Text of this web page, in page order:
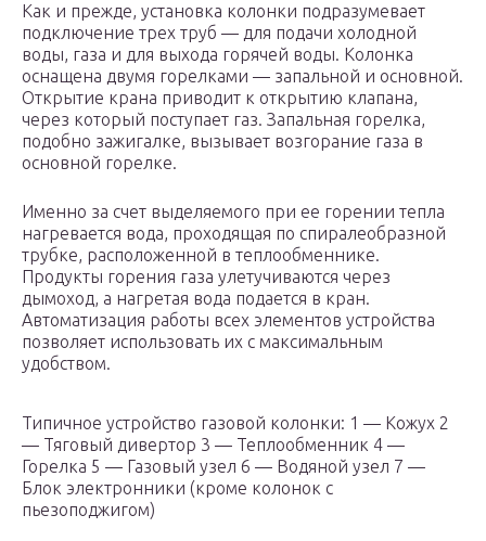
Как и прежде, установка колонки подразумевает
подключение трех труб — для подачи холодной
воды, газа и для выхода горячей воды. Колонка
оснащена двумя горелками — запальной и основной.
Открытие крана приводит к открытию клапана,
через который поступает газ. Запальная горелка,
подобно зажигалке, вызывает возгорание газа в
основной горелке.
Именно за счет выделяемого при ее горении тепла
нагревается вода, проходящая по спиралеобразной
трубке, расположенной в теплообменнике.
Продукты горения газа улетучиваются через
дымоход, а нагретая вода подается в кран.
Автоматизация работы всех элементов устройства
позволяет использовать их с максимальным
удобством.
Типичное устройство газовой колонки: 1 — Кожух 2
— Тяговый дивертор 3 — Теплообменник 4 —
Горелка 5 — Газовый узел 6 — Водяной узел 7 —
Блок электронники (кроме колонок с
пьезоподжигом)